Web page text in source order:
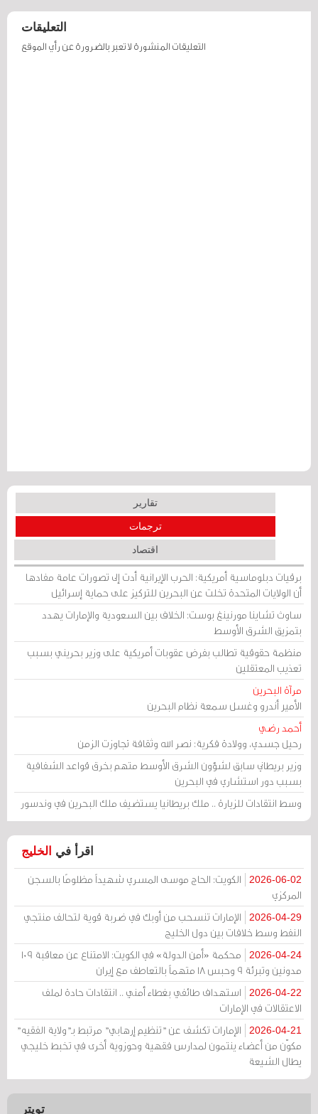
التعليقات
التعليقات المنشورة لا تعبر بالضرورة عن رأي الموقع
تقارير
ترجمات
اقتصاد
برقيات دبلوماسية أمريكية: الحرب الإيرانية أدت إلى تصورات عامة مفادها
أن الولايات المتحدة تخلت عن البحرين للتركيز على حماية إسرائيل
ساوث تشاينا مورنينغ بوست: الخلاف بين السعودية والإمارات يهدد
بتمزيق الشرق الأوسط
منظمة حقوقية تطالب بفرض عقوبات أمريكية على وزير بحريني بسبب
تعذيب المعتقلين
مرآة البحرين
الأمير أندرو وغسل سمعة نظام البحرين
أحمد رضي
رحيل جسدي، وولادة فكرية: نصر الله وثقافة تجاوزت الزمن
وزير بريطاني سابق لشؤون الشرق الأوسط متهم بخرق قواعد الشفافية
بسبب دور استشاري في البحرين
وسط انتقادات للزيارة .. ملك بريطانيا يستضيف ملك البحرين في وندسور
اقرأ في الخليج
2026-06-02
الكويت: الحاج موسى المسري شهيداً مظلومًا بالسجن
المركزي
2026-04-29
الإمارات تنسحب من أوبك في ضربة قوية لتحالف منتجي
النفط وسط خلافات بين دول الخليج
2026-04-24
محكمة «أمن الدولة» في الكويت: الامتناع عن معاقبة 109
مدونين وتبرئة 9 وحبس 18 متهماً بالتعاطف مع إيران
2026-04-22
استهداف طائفي بغطاء أمني .. انتقادات حادة لملف
الاعتقالات في الإمارات
2026-04-21
الإمارات تكشف عن "تنظيم إرهابي" مرتبط بـ"ولاية الفقيه"
مكوّن من أعضاء ينتمون لمدارس فقهية وحوزوية أخرى في تخبط خليجي
يطال الشيعة
تويتر